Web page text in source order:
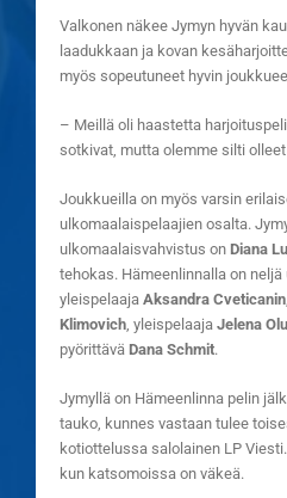
Valkonen näkee Jymyn hyvän
laadukkaan ja kovan
myös sopeutuneet hyvin
– Meillä oli haastetta
sotkivat, mutta olemme silti
Joukkueilla on myös varsin
ulkomaalaispelaajien osalta.
ulkomaalaisvahvistus on Diana
tehokas. Hämeenlinnalla on
yleispelaaja Aksandra Cveticanin
Klimovich , yleispelaaja Jelena
pyörittävä Dana Schmit.
Jymyllä on Hämeenlinna pelin
tauko, kunnes vastaan tulee
kotiottelussa salolainen LP
kun katsomoissa on väkeä.